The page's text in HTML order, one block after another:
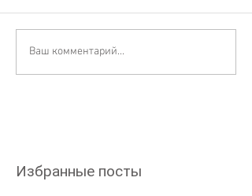
Ваш комментарий...
Избранные посты